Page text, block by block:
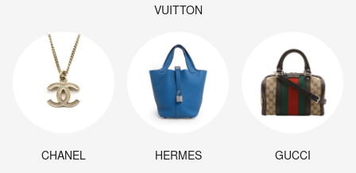
VUITTON
CHANEL HERMES GUCCI